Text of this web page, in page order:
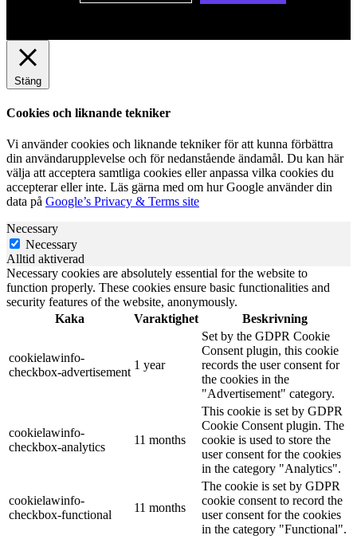
Stäng
Cookies och liknande tekniker
Vi använder cookies och liknande tekniker för att kunna förbättra
din användarupplevelse och för nedanstående ändamål. Du kan här
välja att acceptera samtliga cookies eller anpassa vilka cookies du
accepterar eller inte. Läs gärna med om hur Google använder din
data på Google’s Privacy & Terms site
Necessary
Necessary
Alltid aktiverad
Necessary cookies are absolutely essential for the website to
function properly. These cookies ensure basic functionalities and
security features of the website, anonymously.
Kaka
Varaktighet Beskrivning
cookielawinfo-
checkbox-advertisement
1 year
Set by the GDPR Cookie
Consent plugin, this cookie
records the user consent for
the cookies in the
"Advertisement" category.
cookielawinfo-
checkbox-analytics
11 months
This cookie is set by GDPR
Cookie Consent plugin. The
cookie is used to store the
user consent for the cookies
in the category "Analytics".
cookielawinfo-
checkbox-functional
11 months
The cookie is set by GDPR
cookie consent to record the
user consent for the cookies
in the category "Functional".